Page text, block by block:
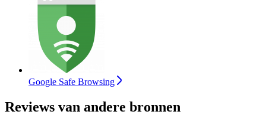
Google Safe Browsing
Reviews van andere bronnen